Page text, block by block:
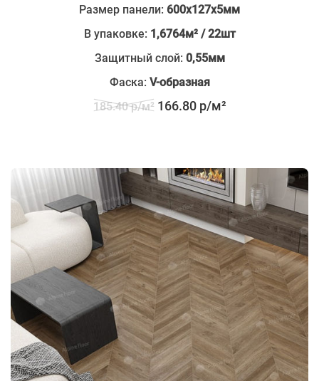
Размер панели: 600х127х5мм
В упаковке: 1,6764м² / 22шт
Защитный слой: 0,55мм
Фаска: V-образная
185.40 р/м² 166.80 р/м²